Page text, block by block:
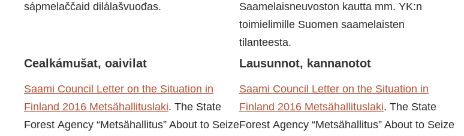
sápmelaččaid dilálašvuođas.
Saamelaisneuvoston kautta mm. YK:n
toimielimille Suomen saamelaisten
tilanteesta.
Cealkámušat, oaivilat
Saami Council Letter on the Situation in
Finland 2016 Metsähallituslaki. The State
Forest Agency “Metsähallitus” About to Seize
Lausunnot, kannanotot
Saami Council Letter on the Situation in
Finland 2016 Metsähallituslaki. The State
Forest Agency “Metsähallitus” About to Seize